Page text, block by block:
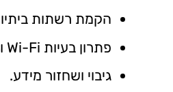
הקמת רשתות
פתרון בעיות Wi-Fi ואינטרנט.
גיבוי ושחזור מידע.